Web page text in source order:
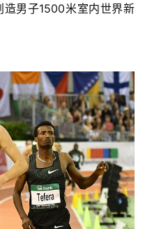
男子1500米室内世界新